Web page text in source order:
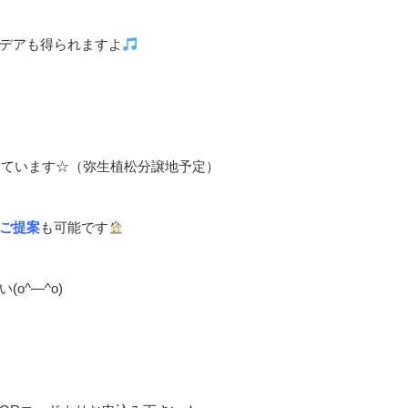
アも得られますよ
います☆（弥生植松分譲地予定）
提案も可能です
(o^―^o)